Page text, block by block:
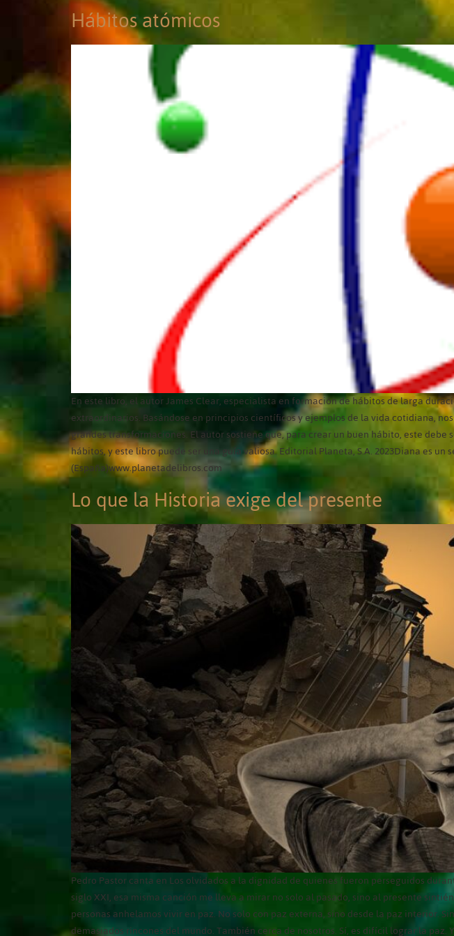
Hábitos atómicos
En este libro, el autor James Clear, especialista en formación de hábitos de larga
extraordinarios. Basándose en principios científicos y ejemplos de la vida cotidiana,
grandes transformaciones. El autor sostiene que, para crear un buen hábito, este
hábitos, y este libro puede ser una guía valiosa. Editorial Planeta, S.A. 2023Diana es
(España)www.planetadelibros.com
Lo que la Historia exige del presente
Pedro Pastor canta en Los olvidados a la dignidad de quienes fueron perseguidos
siglo XXI, esa misma canción me lleva a mirar no solo al pasado, sino al presente
personas anhelamos vivir en paz. No solo con paz externa, sino desde la paz interior.
demasiados rincones del mundo. También cerca de nosotros. Sí, es difícil lograr la